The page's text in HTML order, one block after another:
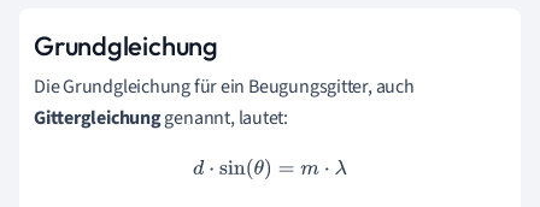
Grundgleichung
Die Grundgleichung für ein Beugungsgitter, auch
Gittergleichunggenannt, lautet:
d⋅sin(θ )=m⋅λ